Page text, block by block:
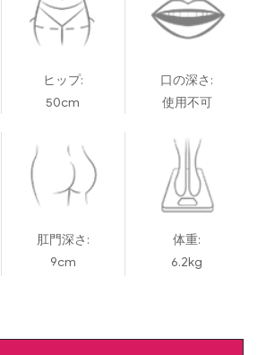
ヒップ:
50cm
口の深さ:
使用不可
肛門深さ:
9cm
体重:
6.2kg